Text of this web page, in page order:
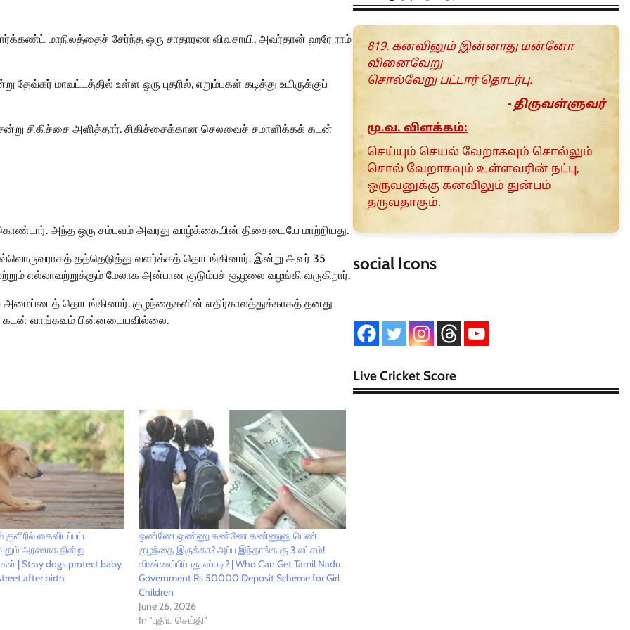
மாநிலத்தைச் சேர்ந்த ஒரு சாதாரண விவசாயி. அவர்தான் ஹரே ராம்
மாவட்டத்தில் உள்ள ஒரு புதரில், எறும்புகள் கடித்து உயிருக்குப்
சிகிச்சை அளித்தார். சிகிச்சைக்கான செலவைச் சமாளிக்கக் கடன்
அந்த ஒரு சம்பவம் அவரது வாழ்க்கையின் திசையையே மாற்றியது.
தத்தெடுத்து வளர்க்கத் தொடங்கினார். இன்று அவர் 35
எல்லாவற்றுக்கும் மேலாக அன்பான குடும்பச் சூழலை வழங்கி வருகிறார்.
தொடங்கினார். குழந்தைகளின் எதிர்காலத்துக்காகத் தனது
கடன் வாங்கவும் பின்னடையவில்லை.
குளிரில் கைவிடப்பட்ட
அரணாக நின்று
| Stray dogs protect baby
after birth
ஒண்ணே ஒண்ணு கண்ணே கண்ணுனு பெண்
குழந்தை இருக்கா? அப்ப இந்தாங்க ரூ 3 லட்சம்!
விண்ணப்பிப்பது எப்படி? | Who Can Get Tamil Nadu
Government Rs 50000 Deposit Scheme for Girl
Children
June 26, 2026
In "புதிய செய்தி"
819. கனவினும் இன்னாது மன்னோ
வினைவேறு
சொல்வேறு பட்டார் தொடர்பு.
- திருவள்ளுவர்
மு.வ. விளக்கம்:
செய்யும் செயல் வேறாகவும் சொல்லும்
சொல் வேறாகவும் உள்ளவரின் நட்பு,
ஒருவனுக்கு கனவிலும் துன்பம்
தருவதாகும்.
social Icons
Live Cricket Score